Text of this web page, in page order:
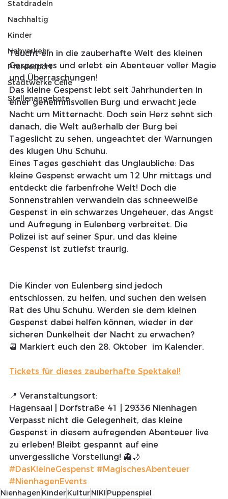
Statdradeln
Nachhaltig
Kinder
Nahverkehr
Pferdesport
Stadtwerke Celle
Stellenangebote
Taucht ein in die zauberhafte Welt des kleinen
Gespenstes und erlebt ein Abenteuer voller Magie
und Überraschungen!
Das kleine Gespenst lebt seit Jahrhunderten in
einer geheimnisvollen Burg und erwacht jede
Nacht um Mitternacht. Doch sein Herz sehnt sich
danach, die Welt außerhalb der Burg bei
Tageslicht zu sehen, ungeachtet der Warnungen
des klugen Uhu Schuhu.
Eines Tages geschieht das Unglaubliche: Das
kleine Gespenst erwacht um 12 Uhr mittags und
entdeckt die farbenfrohe Welt! Doch die
Sonnenstrahlen verwandeln das schneeweiße
Gespenst in ein schwarzes Ungeheuer, das Angst
und Aufregung in Eulenberg verbreitet. Die
Polizei ist auf seiner Spur, und das kleine
Gespenst ist zutiefst traurig.
Die Kinder von Eulenberg sind jedoch
entschlossen, zu helfen, und suchen den weisen
Rat des Uhu Schuhu. Werden sie dem kleinen
Gespenst dabei helfen können, wieder in der
sicheren Dunkelheit der Nacht zu erwachen?
📆 Markiert euch den 28. Oktober  im Kalender.
Tickets für dieses zauberhafte Spektakel!
📍 Veranstaltungsort:
Hagensaal | Dorfstraße 41 | 29336 Nienhagen
Verpasst nicht die Gelegenheit, das kleine
Gespenst in diesem aufregenden Abenteuer live
zu erleben! Bleibt gespannt auf eine
unvergessliche Vorstellung! 👻🌙
#DasKleineGespenst #MagischesAbenteuer
#NienhagenEvents
Nienhagen Kinder Kultur NIKI Puppenspiel